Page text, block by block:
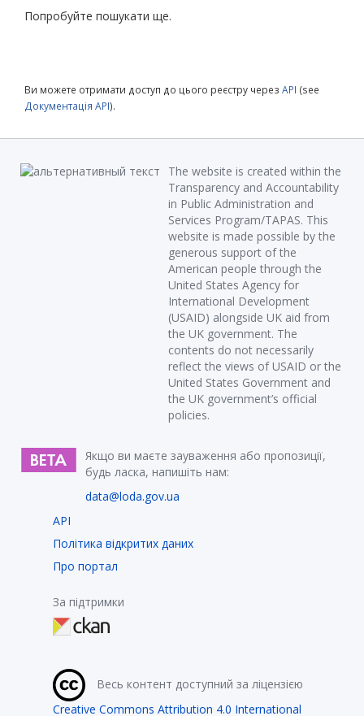
Попробуйте пошукати ще.
Ви можете отримати доступ до цього реєстру через API (see
Документація API).
The website is created within the
Transparency and Accountability
in Public Administration and
Services Program/TAPAS. This
website is made possible by the
generous support of the
American people through the
United States Agency for
International Development
(USAID) alongside UK aid from
the UK government. The
contents do not necessarily
reflect the views of USAID or the
United States Government and
the UK government’s official
policies.
Якщо ви маєте зауваження або пропозиції,
будь ласка, напишіть нам:
data@loda.gov.ua
API
Політика відкритих даних
Про портал
За підтримки
Весь контент доступний за ліцензією
Creative Commons Attribution 4.0 International